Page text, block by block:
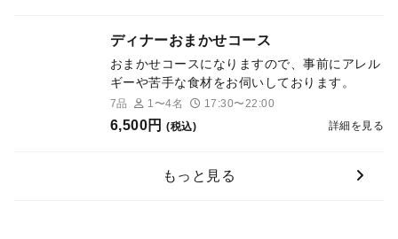
ディナーおまかせコース
おまかせコースになりますので、事前にアレル
ギーや苦手な食材をお伺いしております。
7品 1〜4名 17:30〜22:00
6,500円 (税込) 詳細を見る
もっと見る